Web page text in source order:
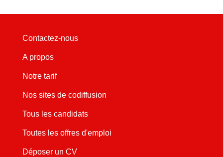
Contactez-nous
A propos
Notre tarif
Nos sites de codiffusion
Tous les candidats
Toutes les offres d'emploi
Déposer un CV